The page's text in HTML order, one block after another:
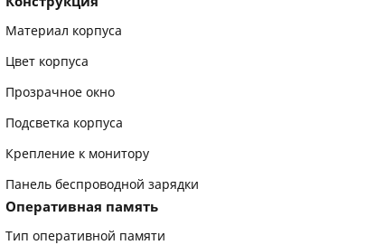
Материал корпуса
Цвет корпуса
Прозрачное окно
Подсветка корпуса
Крепление к монитору
Панель беспроводной зарядки
Оперативная память
Тип оперативной памяти